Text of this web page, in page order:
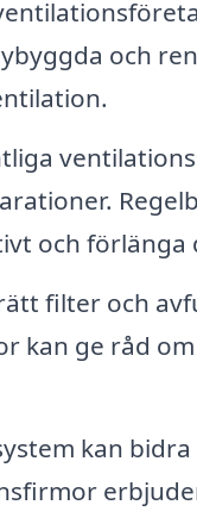
och
och förlänga
filter och
kan ge råd
kan